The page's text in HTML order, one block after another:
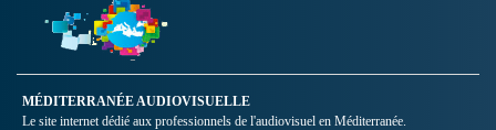
MÉDITERRANÉE AUDIOVISUELLE
Le site internet dédié aux professionnels de l'audiovisuel en Méditerranée.